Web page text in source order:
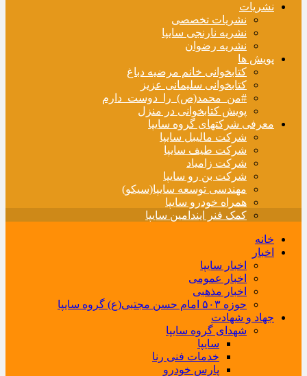
نشریات
نشریات تخصصی
نشریه نارنجی سایپا
نشریه رضوان
پویش ها
کتابخوانی خانم مرضیه دباغ
کتابخوانی سلیمانی عزیز
#من_محمد(ص)_را_دوست_دارم
پویش کتابخوانی در منزل
معرفی شرکتهای گروه سایپا
شرکت مالیبل سایپا
شرکت طیف سایپا
شرکت زامیاد
شرکت بن رو سایپا
مهندسی توسعه سایپا(سیکو)
همراه خودرو سایپا
کمک فنر ایندامین سایپا
خانه
اخبار
اخبار سایپا
اخبار عمومی
اخبار مذهبی
حوزه ۵۰۳ امام حسن مجتبی(ع) گروه سایپا
جهاد و شهادت
شهدای گروه سایپا
سایپا
خدمات فنی رنا
پارس خودرو